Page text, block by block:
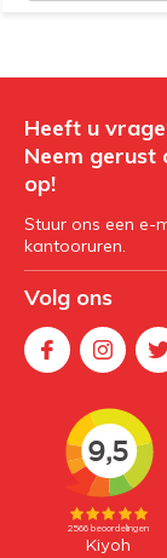
Heeft u
Neem gerust
op!
Stuur ons een e-
kantooruren.
Volg ons